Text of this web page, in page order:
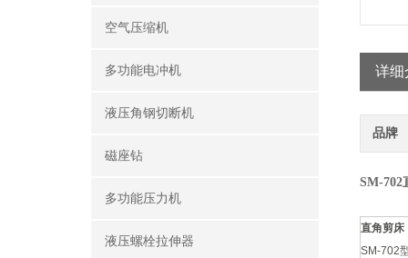
空气压缩机
多功能电冲机
液压角钢切断机
磁座钻
多功能压力机
液压螺栓拉伸器
详细
品牌
SM-702
直角剪床
SM-702